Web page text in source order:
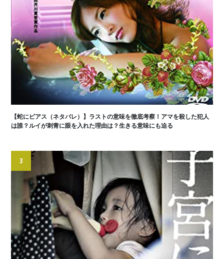
【蛇にピアス（ネタバレ）】ラストの意味を徹底考察！アマを殺した犯人
は誰？ルイが刺青に眼を入れた理由は？生きる意味にも迫る
3